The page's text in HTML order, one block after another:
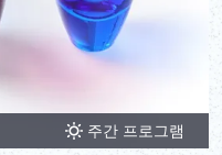
주간 프로그램